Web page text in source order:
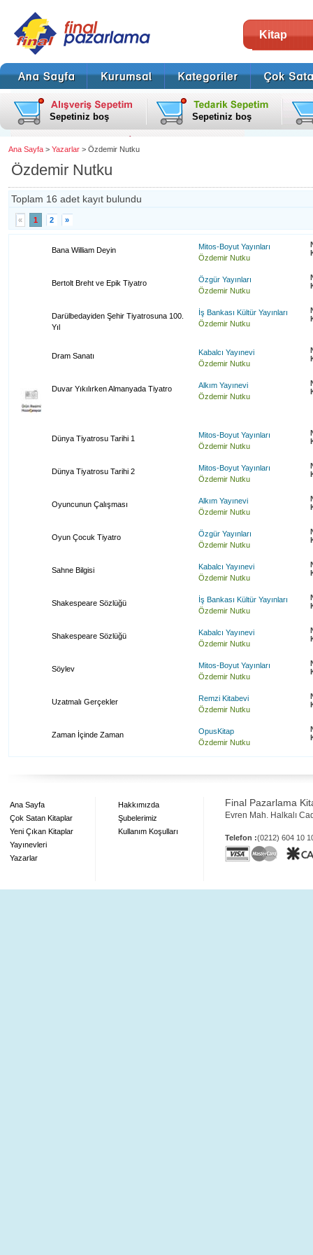
Kitap
Sepetiniz boş Sepetiniz boş
Ana Sayfa > Yazarlar > Özdemir Nutku
Özdemir Nutku
Toplam 16 adet kayıt bulundu
« 1 2 »
Bana William Deyin
Mitos-Boyut Yayınları
Özdemir Nutku
Bertolt Breht ve Epik Tiyatro
Özgür Yayınları
Özdemir Nutku
Darülbedayiden Şehir Tiyatrosuna 100.
Yıl
İş Bankası Kültür Yayınları
Özdemir Nutku
Dram Sanatı
Kabalcı Yayınevi
Özdemir Nutku
Duvar Yıkılırken Almanyada Tiyatro
Alkım Yayınevi
Özdemir Nutku
Dünya Tiyatrosu Tarihi 1
Mitos-Boyut Yayınları
Özdemir Nutku
Dünya Tiyatrosu Tarihi 2
Mitos-Boyut Yayınları
Özdemir Nutku
Oyuncunun Çalışması
Alkım Yayınevi
Özdemir Nutku
Oyun Çocuk Tiyatro
Özgür Yayınları
Özdemir Nutku
Sahne Bilgisi
Kabalcı Yayınevi
Özdemir Nutku
Shakespeare Sözlüğü
İş Bankası Kültür Yayınları
Özdemir Nutku
Shakespeare Sözlüğü
Kabalcı Yayınevi
Özdemir Nutku
Söylev
Mitos-Boyut Yayınları
Özdemir Nutku
Uzatmalı Gerçekler
Remzi Kitabevi
Özdemir Nutku
Zaman İçinde Zaman
OpusKitap
Özdemir Nutku
Ana Sayfa
Çok Satan Kitaplar
Yeni Çıkan Kitaplar
Yayınevleri
Yazarlar
Hakkımızda
Şubelerimiz
Kullanım Koşulları
Final Pazarlama
Evren Mah. Halkalı
Telefon :(0212) 604 10